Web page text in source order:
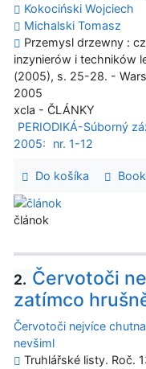
Kokociński Wojciech
Michalski Tomasz
Przemysl drzewny :
inzynierów i techników
(2005), s. 25-28. -
2005
xcla - ČLÁNKY
PERIODIKÁ-Súborný
2005:
nr. 1-12
Do košíka
článok
2. Červotoči
zatímco
Červotoči nejvíce
nevšiml
Truhlářské listy. Roč.